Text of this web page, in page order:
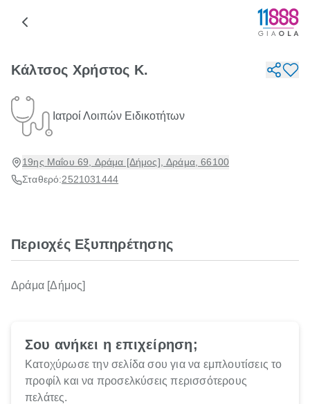
Κάλτσος Χρήστος Κ.
Ιατροί Λοιπών Ειδικοτήτων
19ης Μαΐου 69, Δράμα [Δήμος], Δράμα, 66100
Σταθερό:2521031444
Περιοχές Εξυπηρέτησης
Δράμα [Δήμος]
Σου ανήκει η επιχείρηση;
Κατοχύρωσε την σελίδα σου για να εμπλουτίσεις το
προφίλ και να προσελκύσεις περισσότερους
πελάτες.